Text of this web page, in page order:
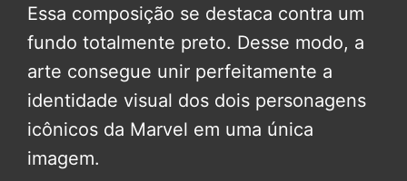
Essa composição se destaca contra um
fundo totalmente preto. Desse modo, a
arte consegue unir perfeitamente a
identidade visual dos dois personagens
icônicos da Marvel em uma única
imagem.